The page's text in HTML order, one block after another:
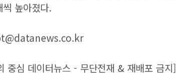
높아졌다.
중심 데이터뉴스 - 무단전재 & 재배포 금지]